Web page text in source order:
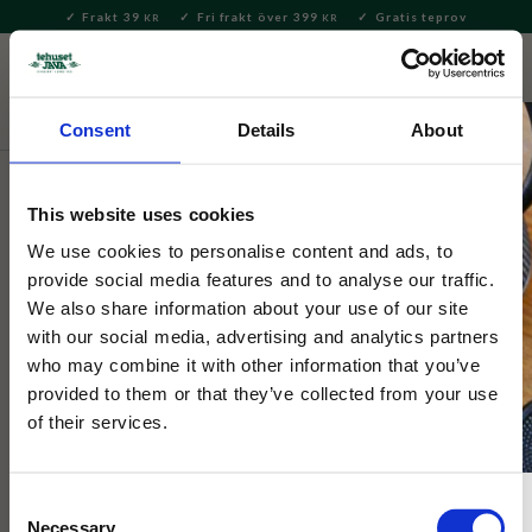
Consent Details About
This website uses cookies
We use cookies to personalise content and ads, to
provide social media features and to analyse our traffic.
We also share information about your use of our site
with our social media, advertising and analytics partners
who may combine it with other information that you’ve
provided to them or that they’ve collected from your use
of their services.
Necessary
Meny
Frakt 39 KR Fri frakt över 399 KR Gratis teprov
Kaffe Mellanrost
Tehuset Java
Husets Blandning
Vår ekologiska blandning med bas från Centralamerika som
kryddats upp med bönor från Etiopien, Colombia och Sumatra.